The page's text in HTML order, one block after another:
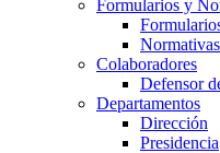
Formularios y
Normativas
Colaboradores
Defensor
Departamentos
Dirección
Presidencia